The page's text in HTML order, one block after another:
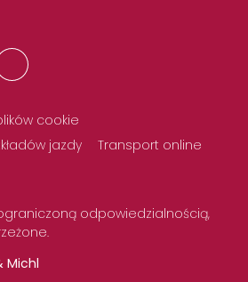
cookie
jazdy
Transport online
ograniczoną odpowiedzialnością,
Michl